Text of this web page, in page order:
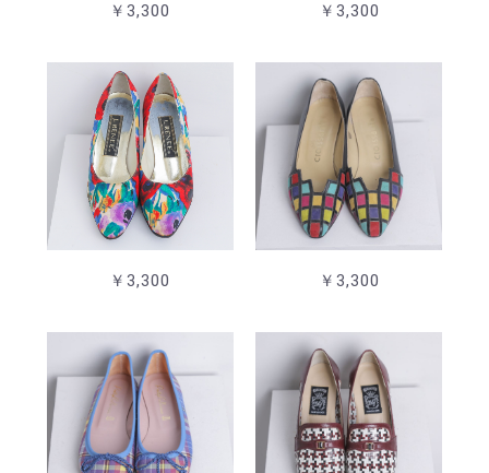
￥3,300 ￥3,300
￥3,300 ￥3,300